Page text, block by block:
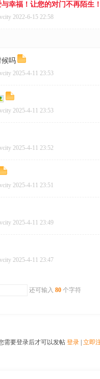
幸福！让您的对门不再陌生
vcity 2022-6-15 22:58
候吗
vcity 2025-4-11 23:53
vcity 2025-4-11 23:53
vcity 2025-4-11 23:52
vcity 2025-4-11 23:51
vcity 2025-4-11 23:49
vcity 2025-4-11 23:47
还可输入 80 个字符
需要登录后才可以发帖 登录 立即